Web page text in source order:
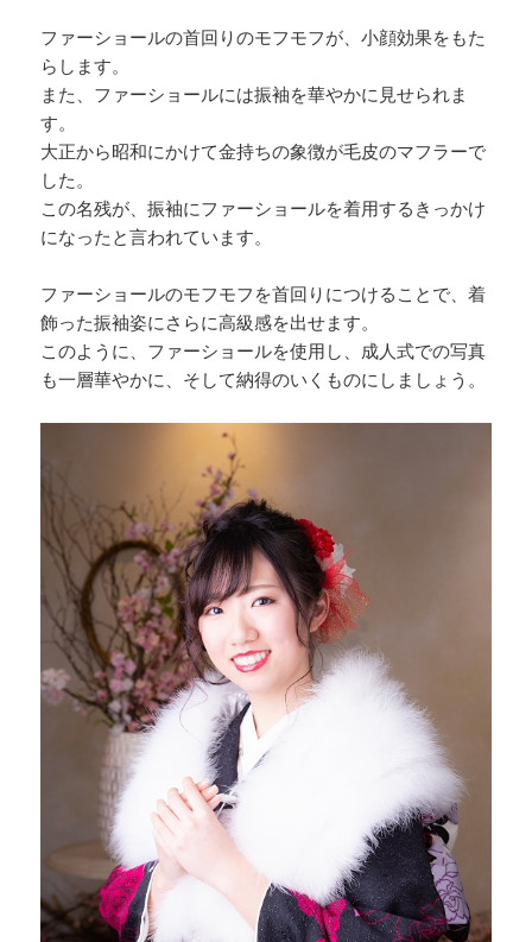
ファーショールの首回りのモフモフが、小顔効果をもた
らします。
また、ファーショールには振袖を華やかに見せられま
す。
大正から昭和にかけて金持ちの象徴が毛皮のマフラーで
した。
この名残が、振袖にファーショールを着用するきっかけ
になったと言われています。
ファーショールのモフモフを首回りにつけることで、着
飾った振袖姿にさらに高級感を出せます。
このように、ファーショールを使用し、成人式での写真
も一層華やかに、そして納得のいくものにしましょう。